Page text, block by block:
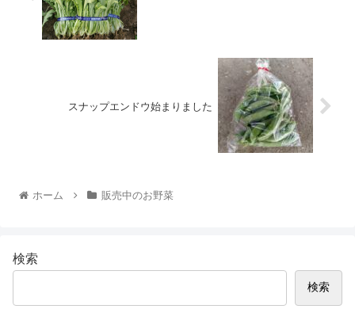
スナップエンドウ始まりました
ホーム 販売中のお野菜
検索
検索